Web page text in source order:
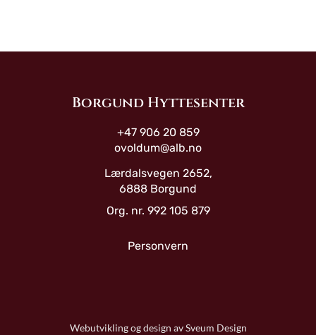
Borgund Hyttesenter
+47 906 20 859
ovoldum@alb.no
Lærdalsvegen 2652,
6888 Borgund
Org. nr. 992 105 879
Personvern
Webutvikling og design av Sveum Design